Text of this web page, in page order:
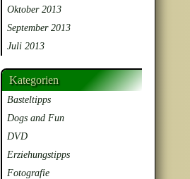
Oktober 2013
September 2013
Juli 2013
Kategorien
Basteltipps
Dogs and Fun
DVD
Erziehungstipps
Fotografie